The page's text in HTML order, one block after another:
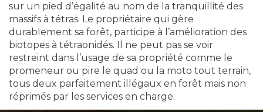
sur un pied d’égalité au nom de la tranquillité des
massifs à tétras. Le propriétaire qui gère
durablement sa forêt, participe à l’amélioration des
biotopes à tétraonidés. Il ne peut pas se voir
restreint dans l’usage de sa propriété comme le
promeneur ou pire le quad ou la moto tout terrain,
tous deux parfaitement illégaux en forêt mais non
réprimés par les services en charge.